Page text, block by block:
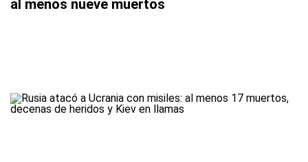
al menos nueve muertos